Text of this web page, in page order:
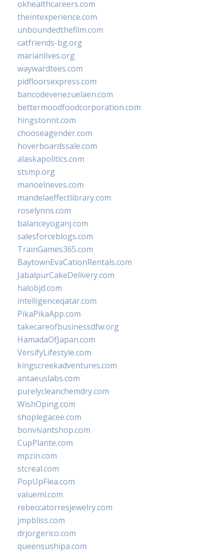
okhealthcareers.com
theintexperience.com
unboundedthefilm.com
catfriends-bg.org
marianlives.org
waywardtees.com
pidfloorsexpress.com
bancodevenezuelaen.com
bettermoodfoodcorporation.com
hingstonnt.com
chooseagender.com
hoverboardssale.com
alaskapolitics.com
stsmp.org
manoelneves.com
mandelaeffectlibrary.com
roselynns.com
balanceyoganj.com
salesforceblogs.com
TrainGames365.com
BaytownEvaCationRentals.com
JabalpurCakeDelivery.com
halobjd.com
intelligenceqatar.com
PikaPikaApp.com
takecareofbusinessdfw.org
HamadaOfJapan.com
VersifyLifestyle.com
kingscreekadventures.com
antaeuslabs.com
purelycleanchemdry.com
WishOping.com
shoplegacee.com
bonvivantshop.com
CupPlante.com
mpzin.com
stcreal.com
PopUpFlea.com
valueml.com
rebeccatorresjewelry.com
jmpbliss.com
drjorgerico.com
queensushipa.com